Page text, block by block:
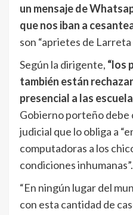
un mensaje de
que nos iban a
son “aprietes de Larreta
Según la dirigente, “los
también están
presencial a las
Gobierno porteño debe
judicial que lo obliga a
computadoras a los
condiciones inhumanas”.
“En ningún lugar del
con esta cantidad de